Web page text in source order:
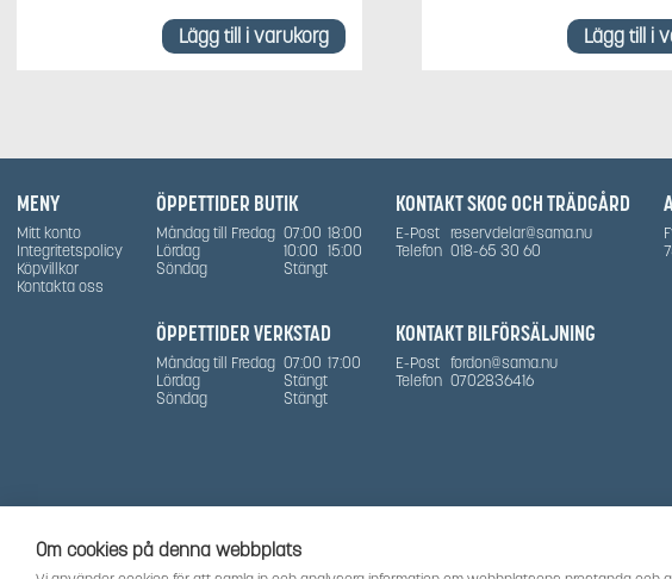
Om cookies på denna webbplats
Lägg till i varukorg Lägg till i
MENY
Mitt konto
Integritetspolicy
Köpvillkor
Kontakta oss
ÖPPETTIDER BUTIK
Måndag till Fredag 07:00 18:00
Lördag
10:00 15:00
Söndag
Stängt
ÖPPETTIDER VERKSTAD
Måndag till Fredag 07:00 17:00
Lördag
Stängt
Söndag
Stängt
KONTAKT SKOG OCH TRÄDGÅRD
E-Post reservdelar@sama.nu
Telefon 018-65 30 60
KONTAKT BILFÖRSÄLJNING
E-Post fordon@sama.nu
Telefon 0702836416